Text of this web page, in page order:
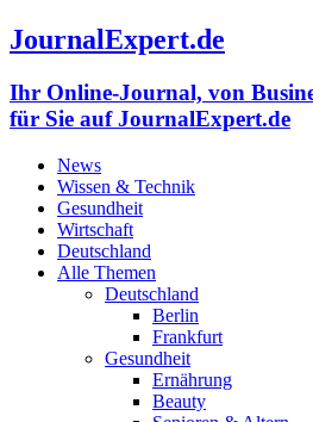
JournalExpert.de
Ihr Online-Journal, von
für Sie auf JournalExpert.de
News
Wissen & Technik
Gesundheit
Wirtschaft
Deutschland
Alle Themen
Deutschland
Berlin
Frankfurt
Gesundheit
Ernährung
Beauty